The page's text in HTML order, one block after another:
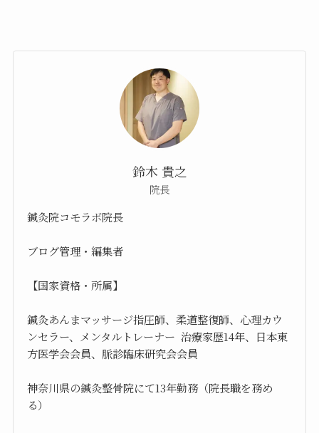
鈴木 貴之
院長
鍼灸院コモラボ院長
ブログ管理・編集者
【国家資格・所属】
鍼灸あんまマッサージ指圧師、柔道整復師、心理カウ
ンセラー、メンタルトレーナー 治療家歴14年、日本東
方医学会会員、脈診臨床研究会会員
神奈川県の鍼灸整骨院にて13年勤務（院長職を務め
る）